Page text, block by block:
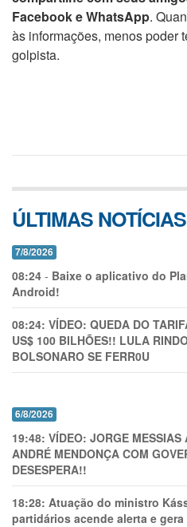
Facebook e WhatsApp.
às informações, menos poder
golpista.
ÚLTIMAS NOTÍCIAS
7/8/2026
08:24 - Baixe o aplicativo do
Android!
08:24: VÍDEO: QUEDA DO
US$ 100 BILHÕES!! LULA
BOLSONARO SE FERR0U
6/8/2026
19:48: VÍDEO: JORGE
ANDRÉ MENDONÇA COM
DESESPERA!!
18:28: Atuação do ministro
partidários acende alerta e